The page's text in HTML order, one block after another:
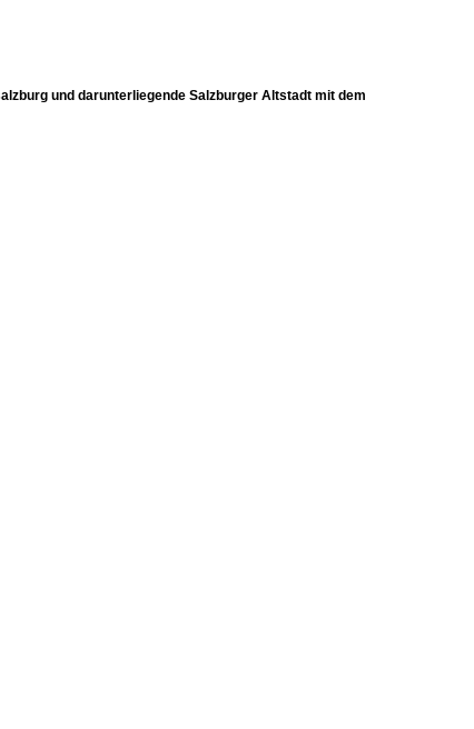
und darunterliegende Salzburger Altstadt mit dem